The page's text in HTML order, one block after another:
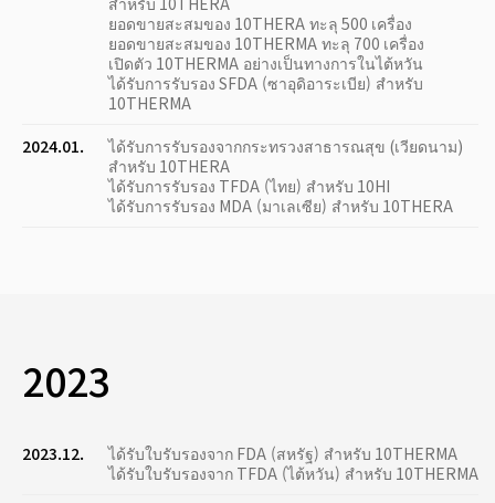
ยอดขายสะสมของ 10THERA ทะลุ 500 เครื่อง
ยอดขายสะสมของ 10THERMA ทะลุ 700 เครื่อง
เปิดตัว 10THERMA อย่างเป็นทางการในไต้หวัน
ได้รับการรับรอง SFDA (ซาอุดิอาระเบีย) สำหรับ
10THERMA
2024.01.
ได้รับการรับรองจากกระทรวงสาธารณสุข (เวียดนาม)
สำหรับ 10THERA
ได้รับการรับรอง TFDA (ไทย) สำหรับ 10HI
ได้รับการรับรอง MDA (มาเลเซีย) สำหรับ 10THERA
2023
2023.12.
ได้รับใบรับรองจาก FDA (สหรัฐ) สำหรับ 10THERMA
ได้รับใบรับรองจาก TFDA (ไต้หวัน) สำหรับ 10THERMA